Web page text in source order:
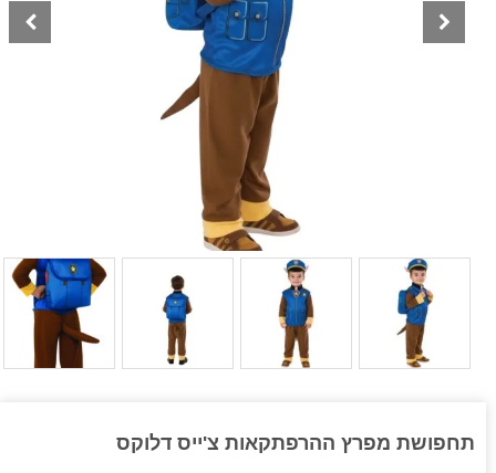
תחפושת מפרץ ההרפתקאות צ'ייס דלוקס